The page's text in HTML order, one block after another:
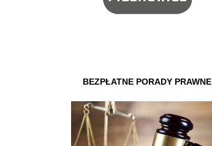
BEZPŁATNE PORADY PRAWNE